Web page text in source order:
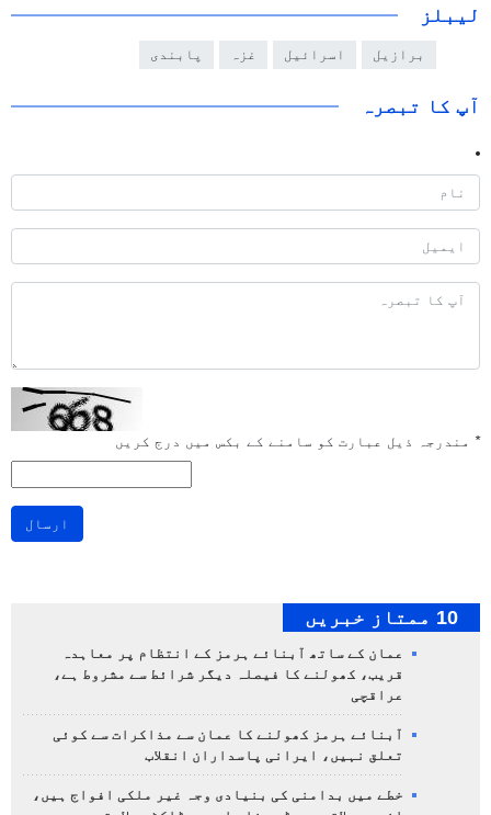
لیبلز
برازیل اسرائیل غزہ پابندی
آپ کا تبصرہ
* مندرجہ ذیل عبارت کو سامنے کے بکس میں درج کریں
ارسال
10 ممتاز خبریں
عمان کے ساتھ آبنائے ہرمز کے انتظام پر معاہدہ
قریب، کھولنے کا فیصلہ دیگر شرائط سے مشروط ہے،
عراقچی
آبنائے ہرمز کھولنے کا عمان سے مذاکرات سے کوئی
تعلق نہیں، ایرانی پاسداران انقلاب
خطے میں بدامنی کی بنیادی وجہ غیر ملکی افواج ہیں،